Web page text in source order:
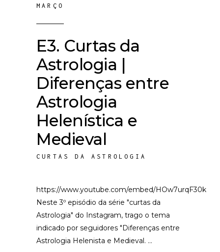
MARÇO
E3. Curtas da
Astrologia |
Diferenças entre
Astrologia
Helenística e
Medieval
CURTAS DA ASTROLOGIA
https://www.youtube.com/embed/HOw7urqF30k
Neste 3º episódio da série "curtas da
Astrologia" do Instagram, trago o tema
indicado por seguidores "Diferenças entre
Astrologia Helenista e Medieval.